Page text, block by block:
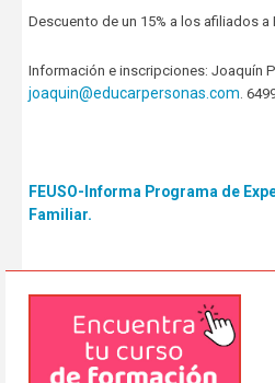
Descuento de un 15% a los afiliados a
Información e inscripciones: Joaquín
joaquin@educarpersonas.com.
FEUSO-Informa Programa de
Familiar.